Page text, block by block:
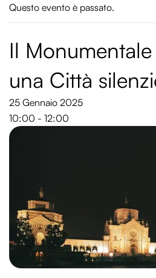
Questo evento è passato.
Il
una Città
25 Gennaio 2025
10:00 - 12:00